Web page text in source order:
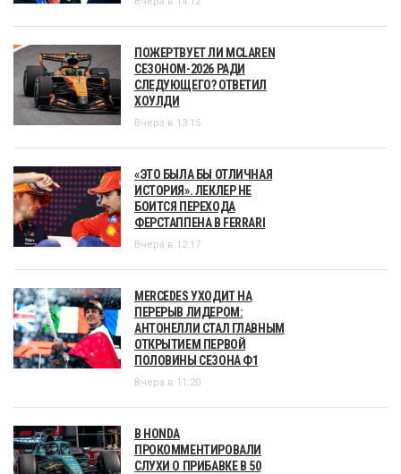
ПОЖЕРТВУЕТ ЛИ MCLAREN
СЕЗОНОМ-2026 РАДИ
СЛЕДУЮЩЕГО? ОТВЕТИЛ
ХОУЛДИ
Вчера в 13:15
«ЭТО БЫЛА БЫ ОТЛИЧНАЯ
ИСТОРИЯ». ЛЕКЛЕР НЕ
БОИТСЯ ПЕРЕХОДА
ФЕРСТАППЕНА В FERRARI
Вчера в 12:17
MERCEDES УХОДИТ НА
ПЕРЕРЫВ ЛИДЕРОМ:
АНТОНЕЛЛИ СТАЛ ГЛАВНЫМ
ОТКРЫТИЕМ ПЕРВОЙ
ПОЛОВИНЫ СЕЗОНА Ф1
Вчера в 11:20
В HONDA
ПРОКОММЕНТИРОВАЛИ
СЛУХИ О ПРИБАВКЕ В 50